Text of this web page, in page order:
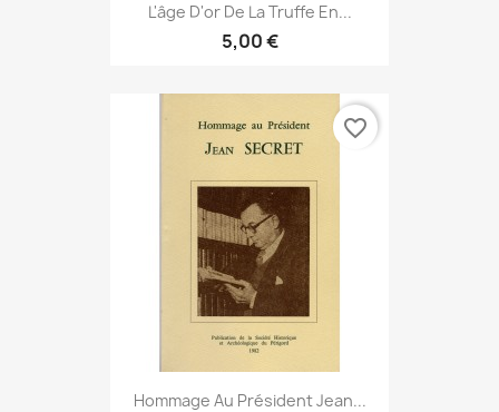
L'âge D'or De La Truffe En...
5,00 €
Hommage Au Président Jean...
favorite_border